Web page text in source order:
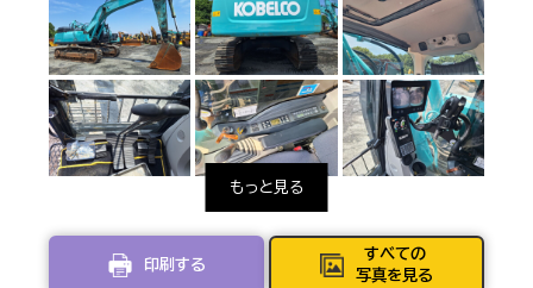
印刷する
すべての
写真を見る